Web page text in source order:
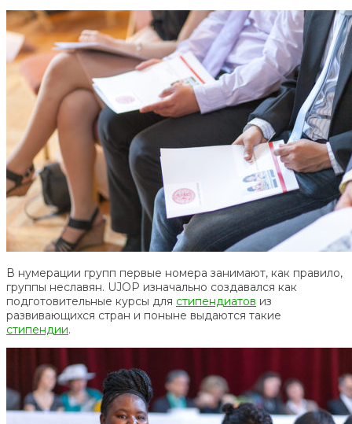
В нумерации групп первые номера занимают, как правило,
группы неславян. UJOP изначально создавался как
подготовительные курсы для стипендиатов из
развивающихся стран и поныне выдаются такие
стипендии.